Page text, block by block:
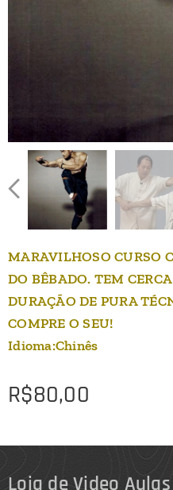
MARAVILHOSO CURSO
DO BÊBADO. TEM
DURAÇÃO DE PURA
COMPRE O SEU!
Idioma:Chinês
R$80,00
Loja de Video